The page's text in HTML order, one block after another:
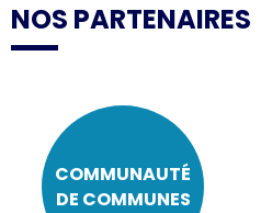
NOS PARTENAIRES
COMMUNAUTÉ
DE COMMUNES